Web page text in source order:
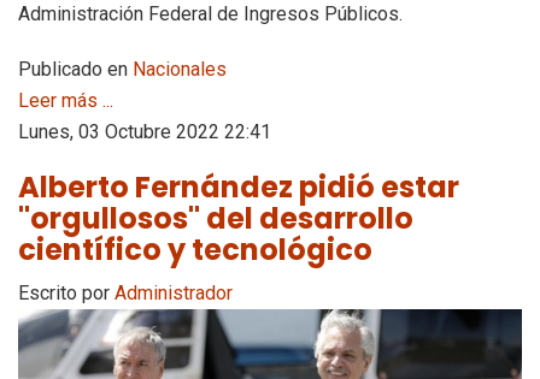
Administración Federal de Ingresos Públicos.
Publicado en Nacionales
Leer más ...
Lunes, 03 Octubre 2022 22:41
Alberto Fernández pidió estar
"orgullosos" del desarrollo
científico y tecnológico
Escrito por Administrador